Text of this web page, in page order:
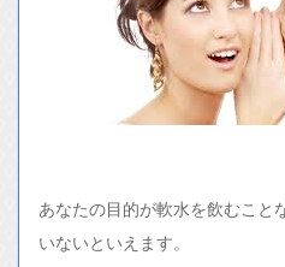
あなたの目的が軟水を飲むこと
いないといえます。